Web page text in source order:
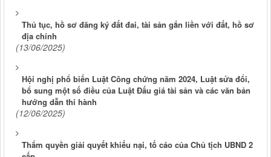
Thủ tục, hồ sơ đăng ký đất đai, tài sản gắn liền với đất, hồ sơ
địa chính
(13/06/2025)
Hội nghị phổ biến Luật Công chứng năm 2024, Luật sửa đổi,
bổ sung một số điều của Luật Đấu giá tài sản và các văn bản
hướng dẫn thi hành
(12/06/2025)
Thẩm quyền giải quyết khiếu nại, tố cáo của Chủ tịch UBND 2